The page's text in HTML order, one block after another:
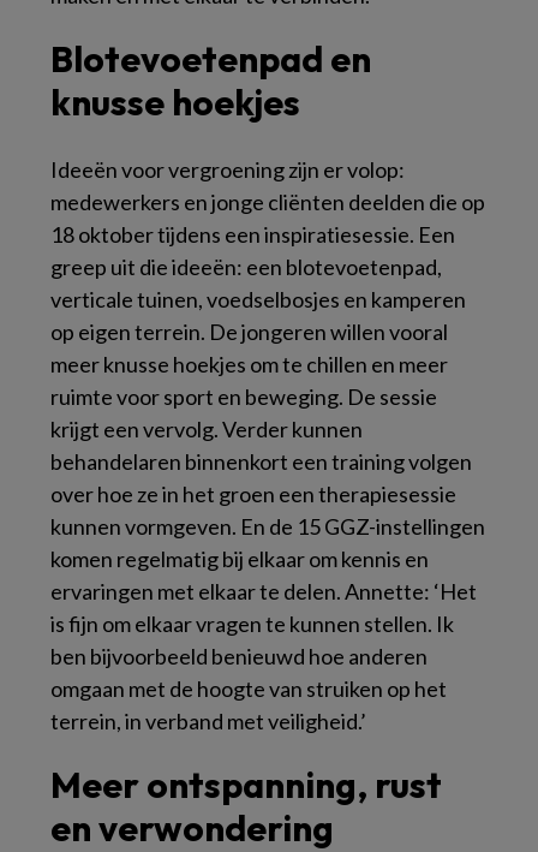
Blotevoetenpad en
knusse hoekjes
Ideeën voor vergroening zijn er volop:
medewerkers en jonge cliënten deelden die op
18 oktober tijdens een inspiratiesessie. Een
greep uit die ideeën: een blotevoetenpad,
verticale tuinen, voedselbosjes en kamperen
op eigen terrein. De jongeren willen vooral
meer knusse hoekjes om te chillen en meer
ruimte voor sport en beweging. De sessie
krijgt een vervolg. Verder kunnen
behandelaren binnenkort een training volgen
over hoe ze in het groen een therapiesessie
kunnen vormgeven. En de 15 GGZ-instellingen
komen regelmatig bij elkaar om kennis en
ervaringen met elkaar te delen. Annette: ‘Het
is fijn om elkaar vragen te kunnen stellen. Ik
ben bijvoorbeeld benieuwd hoe anderen
omgaan met de hoogte van struiken op het
terrein, in verband met veiligheid.’
Meer ontspanning, rust
en verwondering